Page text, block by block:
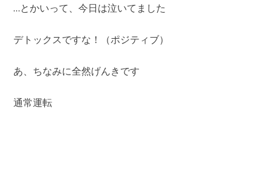
…とかいって、今日は泣いてました
デトックスですな！（ポジティブ）
あ、ちなみに全然げんきです
通常運転